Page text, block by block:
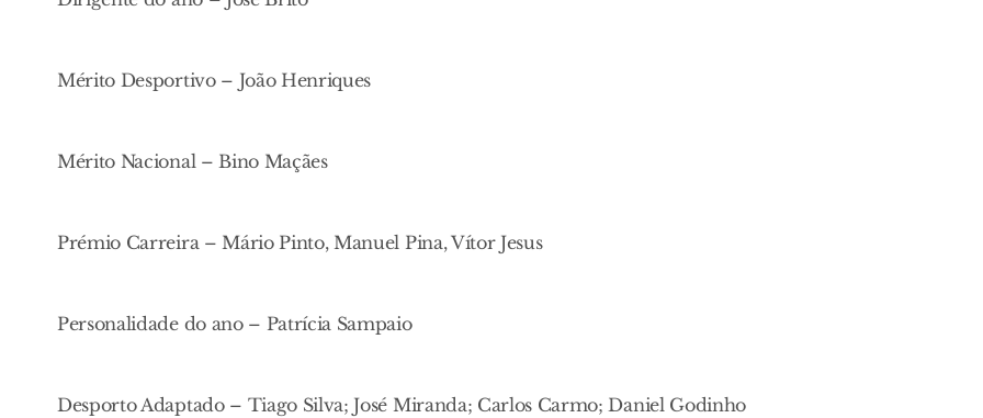
Mérito Desportivo – João Henriques
Mérito Nacional – Bino Maçães
Prémio Carreira – Mário Pinto, Manuel Pina, Vítor Jesus
Personalidade do ano – Patrícia Sampaio
Desporto Adaptado – Tiago Silva; José Miranda; Carlos Carmo; Daniel Godinho